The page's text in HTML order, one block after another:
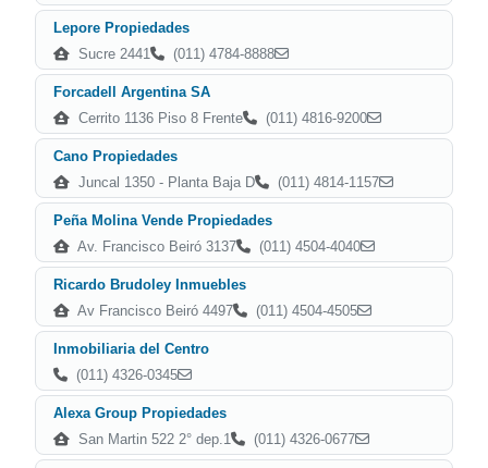
Lepore Propiedades
Sucre 2441
(011) 4784-8888
Forcadell Argentina SA
Cerrito 1136 Piso 8 Frente
(011) 4816-9200
Cano Propiedades
Juncal 1350 - Planta Baja D
(011) 4814-1157
Peña Molina Vende Propiedades
Av. Francisco Beiró 3137
(011) 4504-4040
Ricardo Brudoley Inmuebles
Av Francisco Beiró 4497
(011) 4504-4505
Inmobiliaria del Centro
(011) 4326-0345
Alexa Group Propiedades
San Martin 522 2° dep.1
(011) 4326-0677